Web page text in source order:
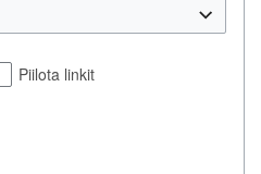
Piilota linkit